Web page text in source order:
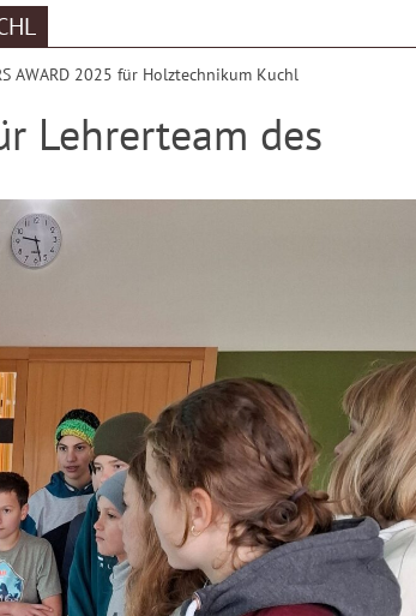
AWARD 2025 für Holztechnikum Kuchl
Lehrerteam des